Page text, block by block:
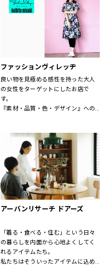
サイズも3号～21号と豊富に揃いま
す。（カラーにより異なります）
ショップでは、パンツフィッターが
一人ひとりに合わせたパンツ探しの
お手伝いや、きれいに見えるはき方
をアドバイスいたします。
どうぞお気軽にお声掛け下さい。
ファッションヴィレッヂ
良い物を見極める感性を持った大人
の女性をターゲットにしたお店で
す。
『素材・品質・色・デザイン』への
毎日着れるシンプルなものからデザ
インにこだわった商品、そして最新
のお値打ちファッションも用意して
います。
特別なルートで仕入れた商品にきっ
と満足いただけるはずです。
アーバンリサーチ ドアーズ
「着る・食べる・住む」という日々
の暮らしを内面から心地よくしてく
れるアイテムたち。
私たちはそういったアイテムに込め